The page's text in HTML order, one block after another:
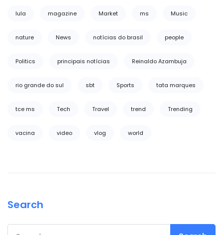
lula magazine Market ms Music
nature News notícias do brasil people
Politics principais notícias Reinaldo Azambuja
rio grande do sul sbt Sports tata marques
tce ms Tech Travel trend Trending
vacina video vlog world
Search
Search for: